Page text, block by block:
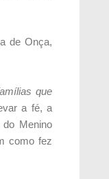
de Onça,
que
a fé, a
Menino
como fez